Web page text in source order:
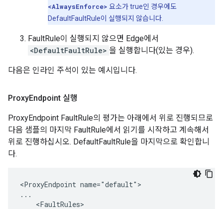
<AlwaysEnforce> 요소가 true인 경우에도
DefaultFaultRule이 실행되지 않습니다.
FaultRule이 실행되지 않으면 Edge에서
<DefaultFaultRule> 을 실행합니다(있는 경우).
다음은 인라인 주석이 있는 예시입니다.
ProxyEndpoint 실행
ProxyEndpoint FaultRule의 평가는 아래에서 위로 진행되므로
다음 샘플의 마지막 FaultRule에서 읽기를 시작하고 계속해서
위로 진행하십시오. DefaultFaultRule을 마지막으로 확인합니
다.
<ProxyEndpoint name="default">
...